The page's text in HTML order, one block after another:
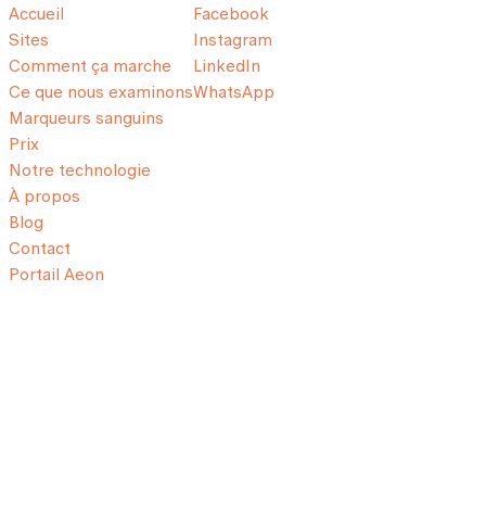
Accueil
Sites
Comment ça marche
Ce que nous examinons
Marqueurs sanguins
Prix
Notre technologie
À propos
Blog
Contact
Portail Aeon
Facebook
Instagram
LinkedIn
WhatsApp